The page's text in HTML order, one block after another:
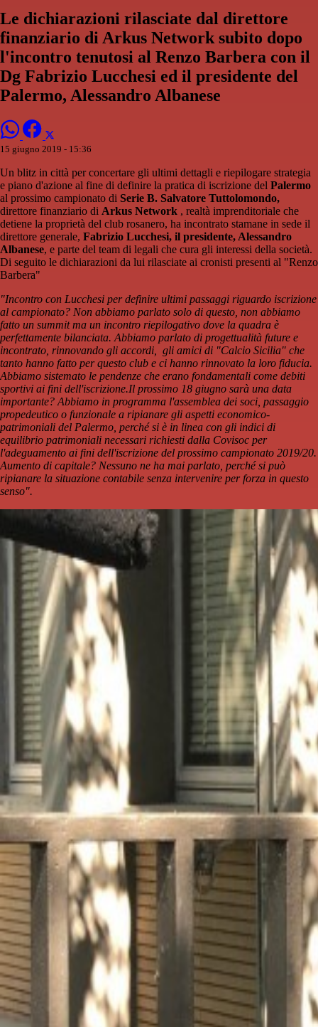
Le dichiarazioni rilasciate dal direttore
finanziario di Arkus Network subito dopo
l'incontro tenutosi al Renzo Barbera con il
Dg Fabrizio Lucchesi ed il presidente del
Palermo, Alessandro Albanese
15 giugno 2019 - 15:36
Un blitz in città per concertare gli ultimi dettagli e riepilogare strategia
e piano d'azione al fine di definire la pratica di iscrizione del Palermo
al prossimo campionato di Serie B. Salvatore Tuttolomondo,
direttore finanziario di Arkus Network , realtà imprenditoriale che
detiene la proprietà del club rosanero, ha incontrato stamane in sede il
direttore generale, Fabrizio Lucchesi, il presidente, Alessandro
Albanese, e parte del team di legali che cura gli interessi della società.
Di seguito le dichiarazioni da lui rilasciate ai cronisti presenti al "Renzo
Barbera"
"Incontro con Lucchesi per definire ultimi passaggi riguardo iscrizione
al campionato? Non abbiamo parlato solo di questo, non abbiamo
fatto un summit ma un incontro riepilogativo dove la quadra è
perfettamente bilanciata. Abbiamo parlato di progettualità future e
incontrato, rinnovando gli accordi, gli amici di "Calcio Sicilia" che
tanto hanno fatto per questo club e ci hanno rinnovato la loro fiducia.
Abbiamo sistemato le pendenze che erano fondamentali come debiti
sportivi ai fini dell'iscrizione.Il prossimo 18 giugno sarà una data
importante? Abbiamo in programma l'assemblea dei soci, passaggio
propedeutico o funzionale a ripianare gli aspetti economico-
patrimoniali del Palermo, perché si è in linea con gli indici di
equilibrio patrimoniali necessari richiesti dalla Covisoc per
l'adeguamento ai fini dell'iscrizione del prossimo campionato 2019/20.
Aumento di capitale? Nessuno ne ha mai parlato, perché si può
ripianare la situazione contabile senza intervenire per forza in questo
senso".